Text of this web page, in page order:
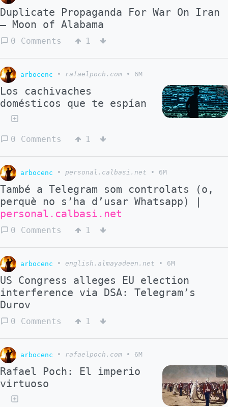
Duplicate Propaganda For War On Iran
– Moon of Alabama
0 Comments 1
arbocenc • rafaelpoch.com • 6M
Los cachivaches
domésticos que te espían
0 Comments 1
arbocenc • personal.calbasi.net • 6M
També a Telegram som controlats (o,
perquè no s’ha d’usar Whatsapp) |
personal.calbasi.net
0 Comments 1
arbocenc • english.almayadeen.net • 6M
US Congress alleges EU election
interference via DSA: Telegram’s
Durov
0 Comments 1
arbocenc • rafaelpoch.com • 6M
Rafael Poch: El imperio
virtuoso